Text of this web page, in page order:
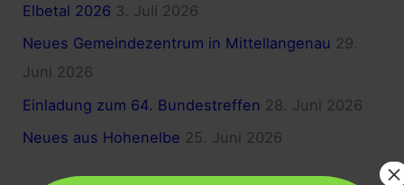
c
h
Elbetal 2026 3. Juli 2026
Neues Gemeindezentrum in Mittellangenau 29.
Juni 2026
Einladung zum 64. Bundestreffen 28. Juni 2026
Neues aus Hohenelbe 25. Juni 2026
×